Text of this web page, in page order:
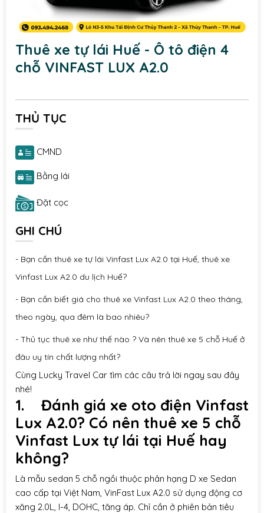
Thuê xe tự lái Huế - Ô tô điện 4
chỗ VINFAST LUX A2.0
THỦ TỤC
CMND
Bằng lái
Đặt cọc
GHI CHÚ
- Bạn cần thuê xe tự lái Vinfast Lux A2.0 tại Huế, thuê xe
Vinfast Lux A2.0 du lịch Huế?
- Bạn cần biết giá cho thuê xe Vinfast Lux A2.0 theo tháng,
theo ngày, qua đêm là bao nhiêu?
- Thủ tục thuê xe như thế nào ? Và nên thuê xe 5 chỗ Huế ở
đâu uy tín chất lượng nhất?
Cùng Lucky Travel Car tìm các câu trả lời ngay sau đây
nhé!
1. Đánh giá xe oto điện Vinfast
Lux A2.0? Có nên thuê xe 5 chỗ
Vinfast Lux tự lái tại Huế hay
không?
Là mẫu sedan 5 chỗ ngồi thuộc phân hạng D xe Sedan
cao cấp tại Việt Nam, VinFast Lux A2.0 sử dụng động cơ
xăng 2.0L, I-4, DOHC, tăng áp. Chỉ cần ở phiên bản tiêu